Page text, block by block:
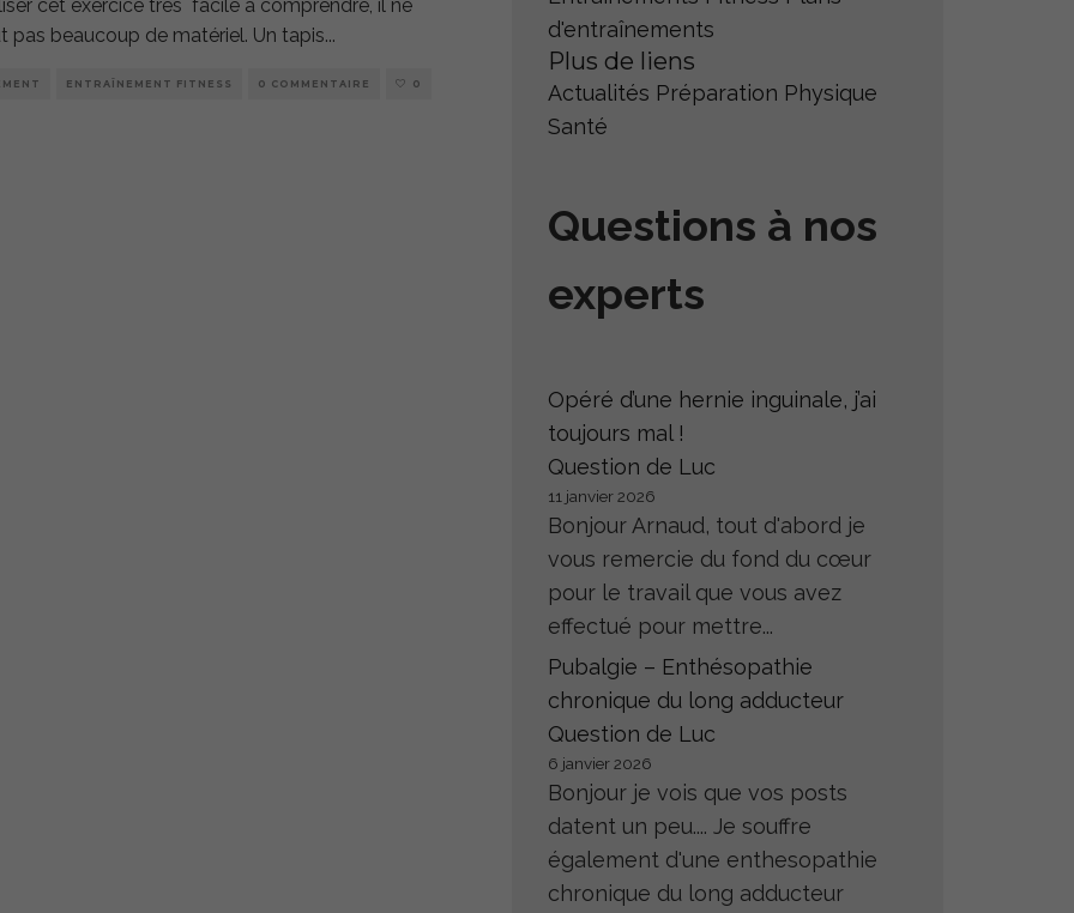
cet exercice très facile à comprendre, il ne
pas beaucoup de matériel. Un tapis...
ENTRAÎNEMENT FITNESS 0 COMMENTAIRE 0
d'entraînements
Plus de liens
Actualités Préparation Physique
Santé
Questions à nos
experts
Opéré d’une hernie inguinale, j’ai
toujours mal !
Question de Luc
11 janvier 2026
Bonjour Arnaud, tout d'abord je
vous remercie du fond du cœur
pour le travail que vous avez
effectué pour mettre...
Pubalgie – Enthésopathie
chronique du long adducteur
Question de Luc
6 janvier 2026
Bonjour je vois que vos posts
datent un peu.... Je souffre
également d'une enthesopathie
chronique du long adducteur